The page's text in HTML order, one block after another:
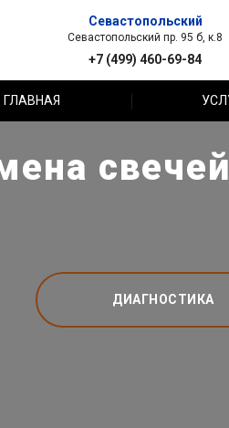
Севастопольский
Севастопольский пр. 95 б, к.8
+7 (499) 460-69-84
ГЛАВНАЯ
ДИАГНОСТИКА